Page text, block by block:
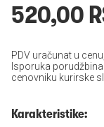
520,00
PDV uračunat u
Isporuka
cenovniku kurirske
Karakteristike: